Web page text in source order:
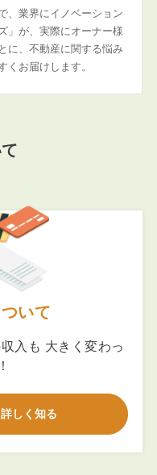
、業界にイノベーション
」が、実際にオーナー様
に、不動産に関する悩み
くお届けします。
いて
入も 大きく変わっ
しく知る